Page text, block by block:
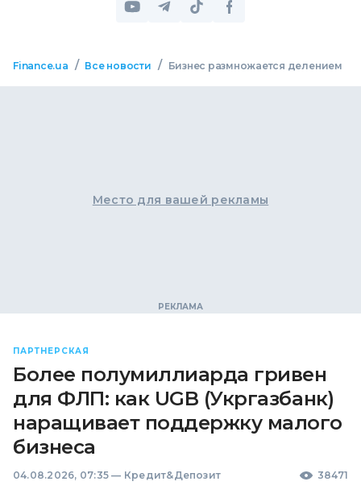
Finance.ua / Все новости / Бизнес размножается делением
Место для вашей рекламы
ПАРТНЕРСКАЯ
Более полумиллиарда гривен
для ФЛП: как UGB (Укргазбанк)
наращивает поддержку малого
бизнеса
04.08.2026, 07:35 — Кредит&Депозит 38471